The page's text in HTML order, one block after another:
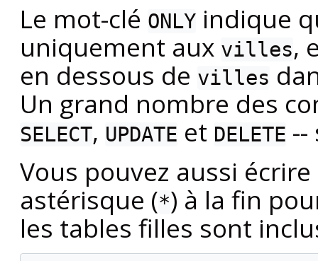
Le mot-clé ONLY indique
uniquement aux villes,
en dessous de villes
Un grand nombre des
SELECT, UPDATE et DELETE --
Vous pouvez aussi
astérisque (*) à la fin
les tables filles sont